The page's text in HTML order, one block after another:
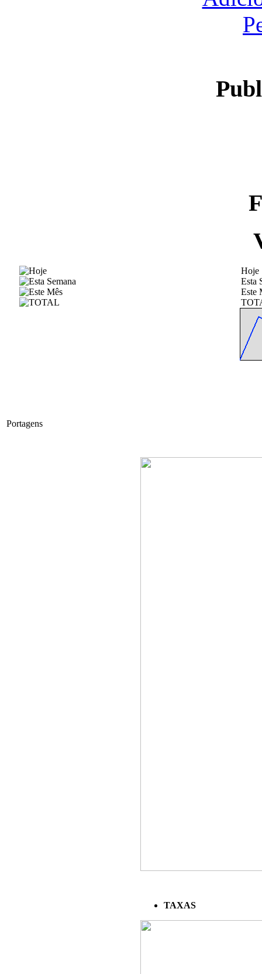
Hoje
Esta
Este
Portagens
TAXAS